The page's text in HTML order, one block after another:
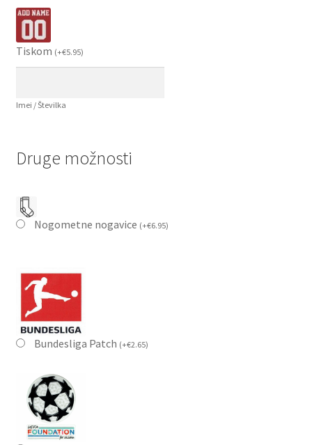
Tiskom (+€5.95)
Imei / Številka
Druge možnosti
Nogometne nogavice (+€6.95)
Bundesliga Patch (+€2.65)